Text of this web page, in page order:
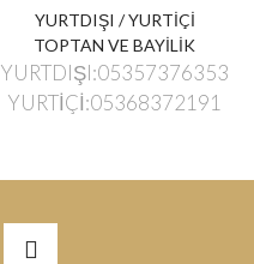
YURTDIŞI / YURTİÇİ
TOPTAN VE BAYİLİK
YURTDIŞI:05357376353
YURTİÇİ:05368372191